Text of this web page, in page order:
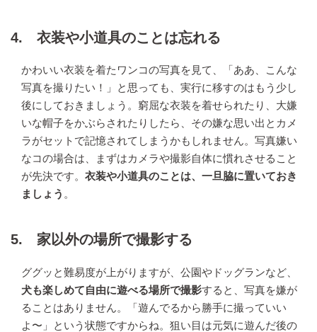
4. 衣装や小道具のことは忘れる
かわいい衣装を着たワンコの写真を見て、「ああ、こんな
写真を撮りたい！」と思っても、実行に移すのはもう少し
後にしておきましょう。窮屈な衣装を着せられたり、大嫌
いな帽子をかぶらされたりしたら、その嫌な思い出とカメ
ラがセットで記憶されてしまうかもしれません。写真嫌い
なコの場合は、まずはカメラや撮影自体に慣れさせること
が先決です。 衣装や小道具のことは、一旦脇に置いておき
ましょう 。
5. 家以外の場所で撮影する
ググッと難易度が上がりますが、公園やドッグランなど、
犬も楽しめて自由に遊べる場所で撮影すると、写真を嫌が
ることはありません。「遊んでるから勝手に撮っていい
よ〜」という状態ですからね。狙い目は元気に遊んだ後の